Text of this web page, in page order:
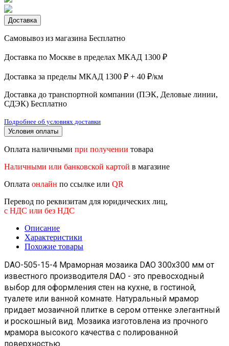
Доставка
Самовывоз из магазина Бесплатно
Доставка по Москве в пределах МКАД 1300 ₽
Доставка за пределы МКАД 1300 ₽ + 40 ₽/км
Доставка до транспортной компании (ПЭК, Деловые линии,
СДЭК) Бесплатно
Подробнее об условиях доставки
Условия оплаты
Оплата наличными при получении товара
Наличными или банковской картой в магазине
Оплата онлайн по ссылке или QR
Перевод по реквизитам для юридических лиц,
с НДС или без НДС
Описание
Характеристики
Похожие товары
DAO-505-15-4 Мраморная мозаика DAO 300x300 мм от
известного производителя DAO - это превосходный
выбор для оформления стен на кухне, в гостиной,
туалете или ванной комнате. Натуральный мрамор
придает мозаичной плитке в сером оттенке элегантный
и роскошный вид. Мозаика изготовлена из прочного
мрамора высокого качества с полированной
поверхностью.